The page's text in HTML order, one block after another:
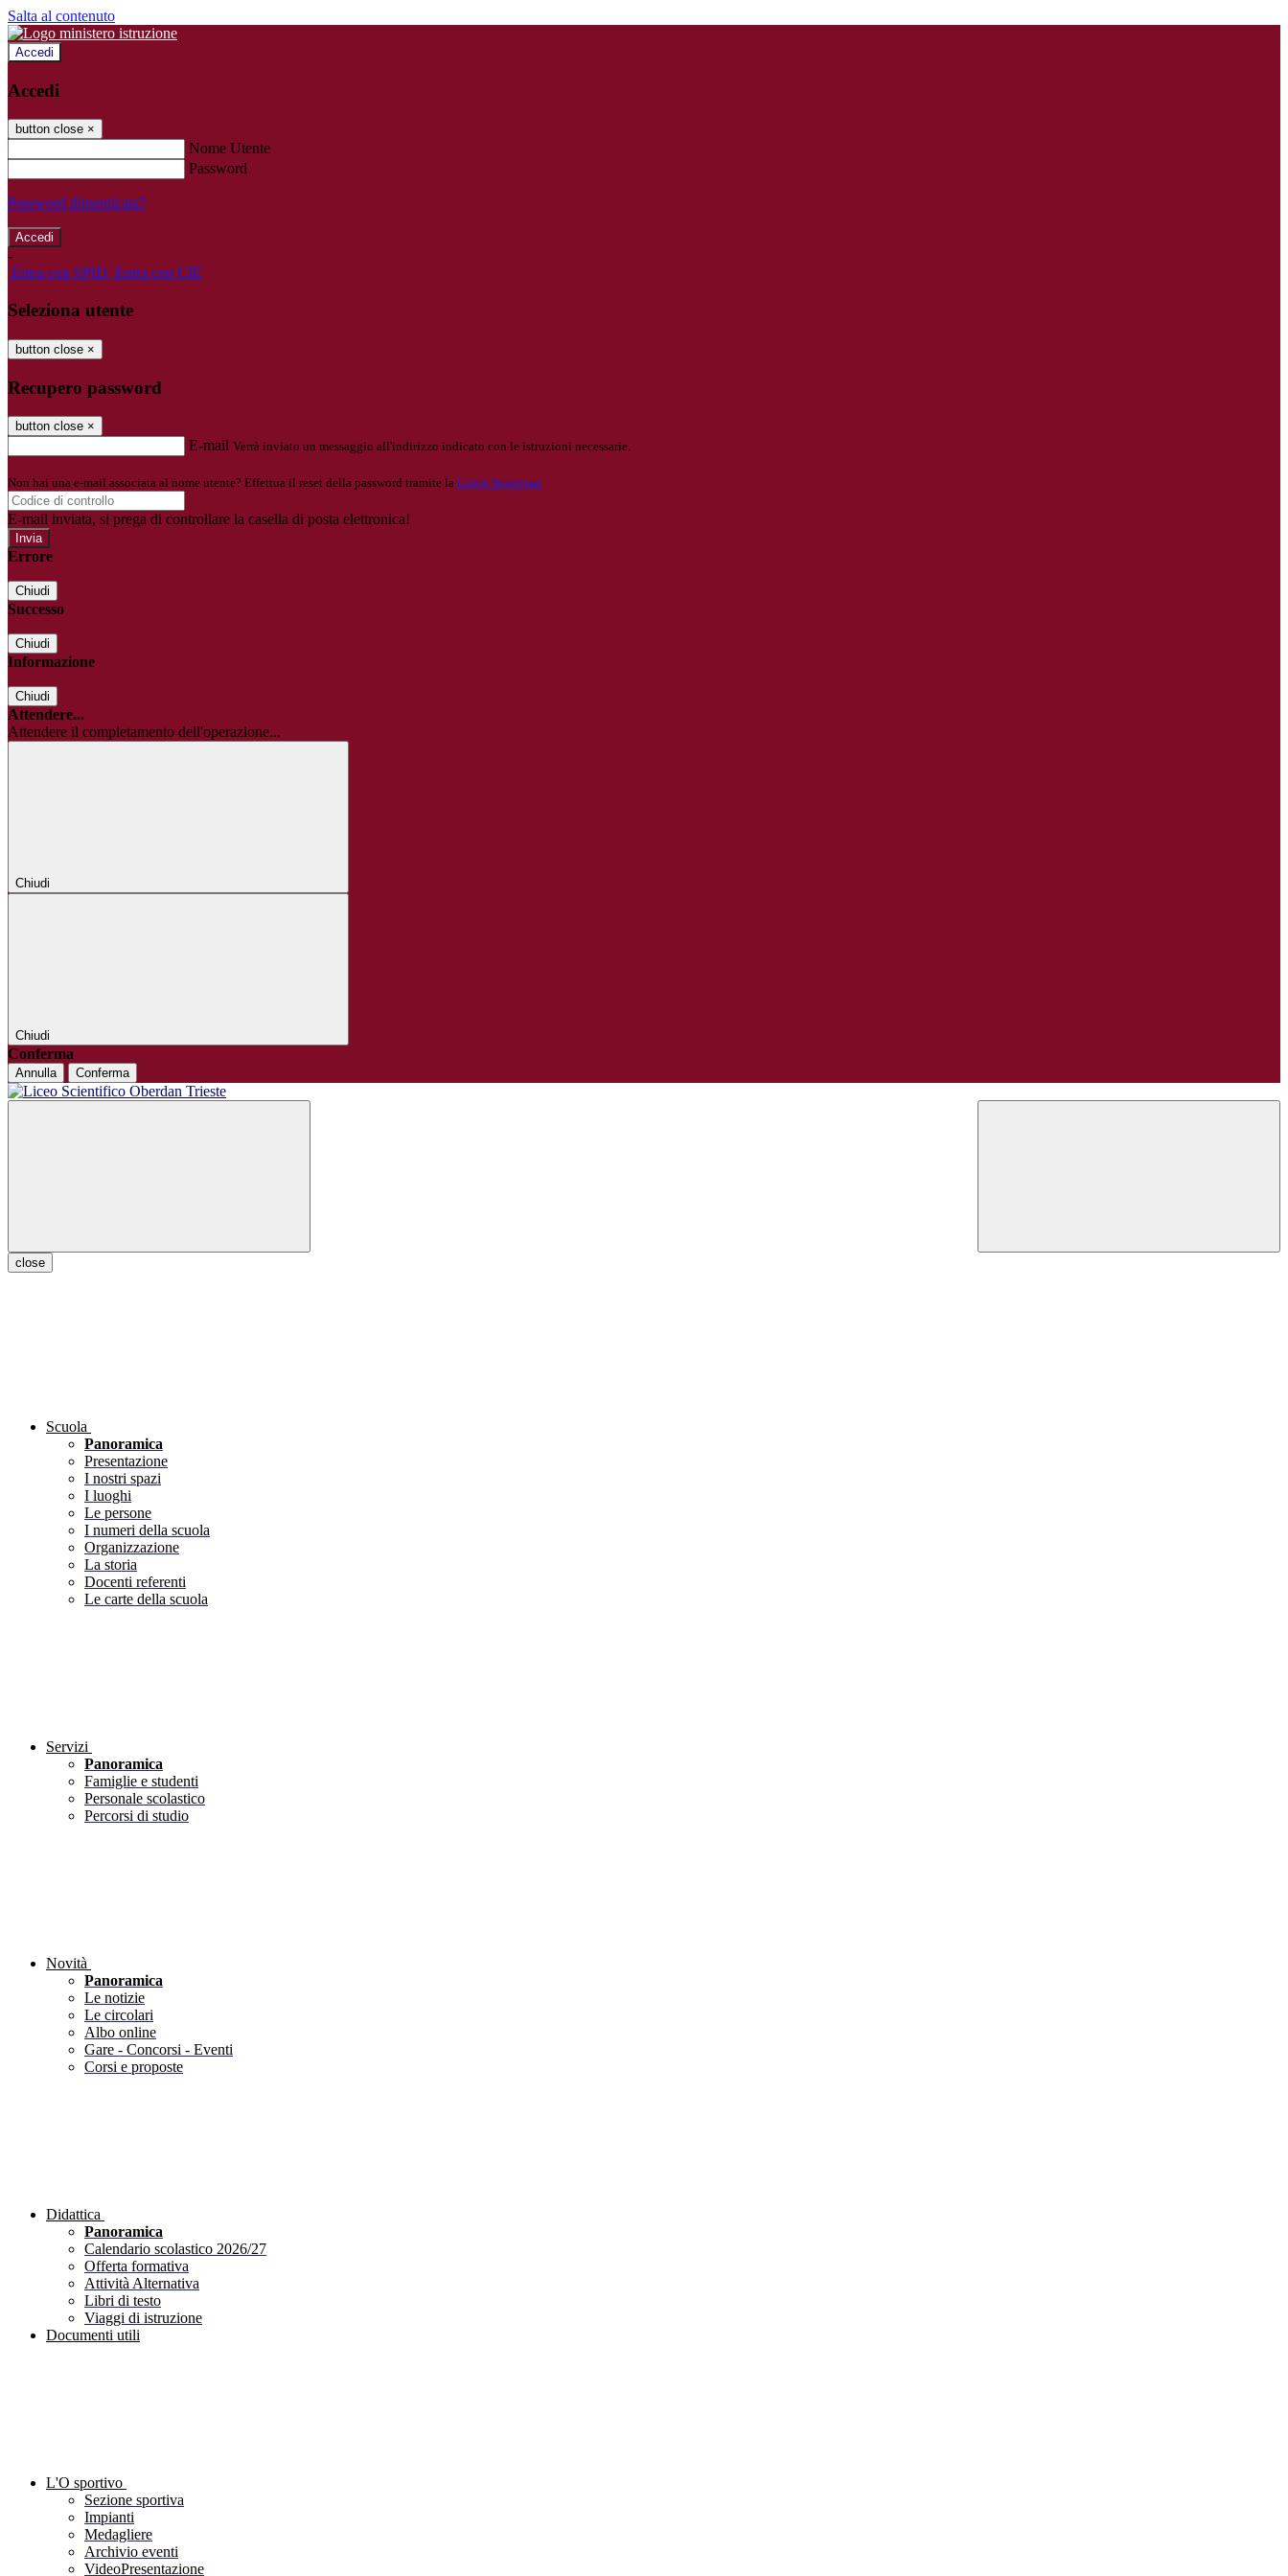
Salta al contenuto
Accedi
Accedi
button close ×
Nome Utente
Password
Password dimenticata?
-
Entra con SPID Entra con CIE
Seleziona utente
button close ×
Recupero password
button close ×
E-mail Verrà inviato un messaggio all'indirizzo indicato con le istruzioni necessarie.
Non hai una e-mail associata al nome utente? Effettua il reset della password tramite la Login Spaggiari
E-mail inviata, si prega di controllare la casella di posta elettronica!
Errore
Chiudi
Successo
Chiudi
Informazione
Chiudi
Attendere...
Attendere il completamento dell'operazione...
Chiudi
Chiudi
Conferma
Annulla Conferma
close
Scuola
Panoramica
Presentazione
I nostri spazi
I luoghi
Le persone
I numeri della scuola
Organizzazione
La storia
Docenti referenti
Le carte della scuola
Servizi
Panoramica
Famiglie e studenti
Personale scolastico
Percorsi di studio
Novità
Panoramica
Le notizie
Le circolari
Albo online
Gare - Concorsi - Eventi
Corsi e proposte
Didattica
Panoramica
Calendario scolastico 2026/27
Offerta formativa
Attività Alternativa
Libri di testo
Viaggi di istruzione
Documenti utili
L'O sportivo
Sezione sportiva
Impianti
Medagliere
Archivio eventi
VideoPresentazione